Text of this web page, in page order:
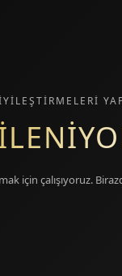
için çalışıyoruz.